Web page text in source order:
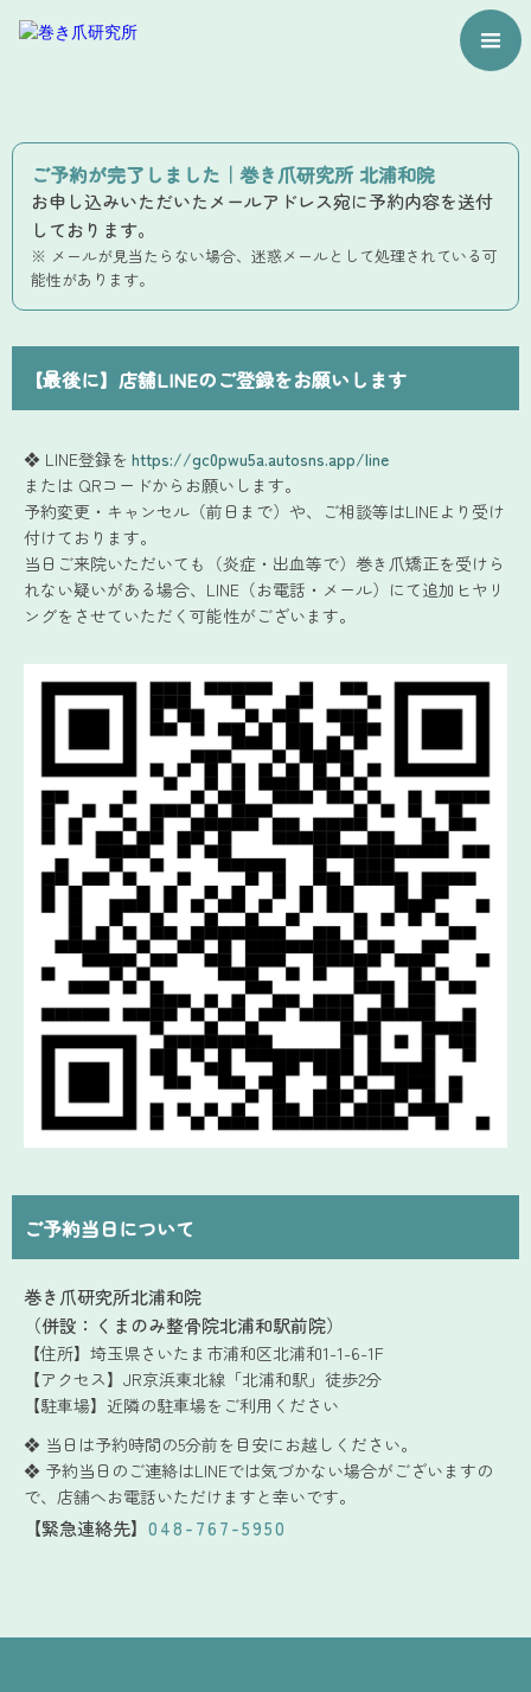
ご予約が完了しました ｜ 巻き爪研究所 北浦和院
お申し込みいただいたメールアドレス宛に予約内容を送付
しております。
※ メールが見当たらない場合、迷惑メールとして処理されている可
能性があります。
【最後に】店舗LINEのご登録をお願いします
❖ LINE登録を https://gc0pwu5a.autosns.app/line
または QRコードからお願いします。
予約変更・キャンセル（前日まで）や、ご相談等はLINEより受け
付けております。
当日ご来院いただいても（炎症・出血等で）巻き爪矯正を受けら
れない疑いがある場合、LINE（お電話・メール）にて追加ヒヤリ
ングをさせていただく可能性がございます。
ご予約当日について
巻き爪研究所北浦和院
（併設： くまのみ整骨院北浦和駅前院）
【住所】 埼玉県さいたま市浦和区北浦和1-1-6-1F
【アクセス】 JR京浜東北線「北浦和駅」徒歩2分
【駐車場】 近隣の駐車場をご利用ください
❖ 当日は予約時間の5分前を目安にお越しください。
❖ 予約当日のご連絡はLINEでは気づかない場合がございますの
で、店舗へお電話いただけますと幸いです。
【緊急連絡先】 048-767-5950